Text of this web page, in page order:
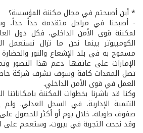
* أين أصبحتم في مجال مكننة المؤسسة؟
- أصبحنا في مراحل متقدمة جداً جداً،
لمكننة قوى الأمن الداخلي، فكل دول
الكومبيوتر بينما نحن ما نزال نستعمل
مسموح به في بلد الإشعاع والنور
الإمارات على عاتقها دعم هذا التصور
تصل المعدات كافة وسوف تشرف شركة
العمل في قوى الأمن الداخلي.
وكنا قد باشرنا بخطوات المكننة بامكاناتنا
التنمية الإدارية، في السجل العدلي.
صفوف طويلة، خلال يوم أو أكثر للحصول
وقد نجحت التجربة في بيروت، وستعمم على